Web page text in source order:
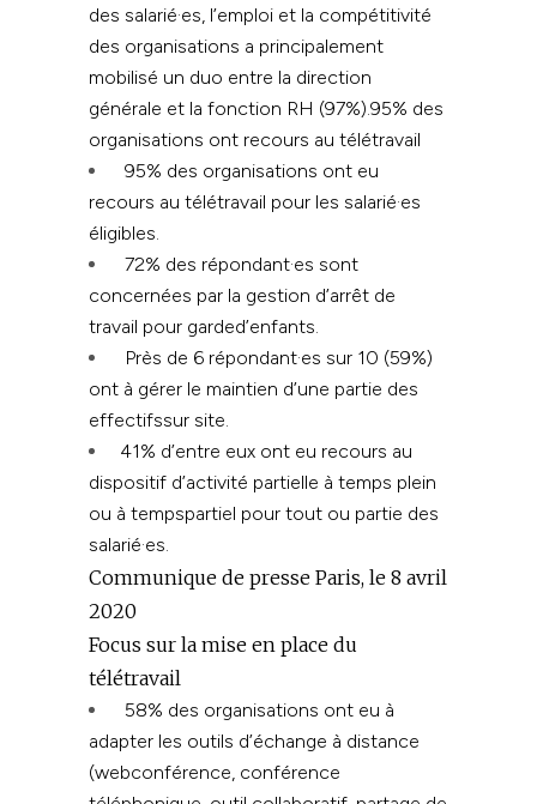
des salarié·es, l’emploi et la compétitivité
des organisations a principalement
mobilisé un duo entre la direction
générale et la fonction RH (97%).95% des
organisations ont recours au télétravail
95% des organisations ont eu
recours au télétravail pour les salarié·es
éligibles.
72% des répondant·es sont
concernées par la gestion d’arrêt de
travail pour garded’enfants.
Près de 6 répondant·es sur 10 (59%)
ont à gérer le maintien d’une partie des
effectifssur site.
41% d’entre eux ont eu recours au
dispositif d’activité partielle à temps plein
ou à tempspartiel pour tout ou partie des
salarié·es.
Communique de presse Paris, le 8 avril
2020
Focus sur la mise en place du
télétravail
58% des organisations ont eu à
adapter les outils d’échange à distance
(webconférence, conférence